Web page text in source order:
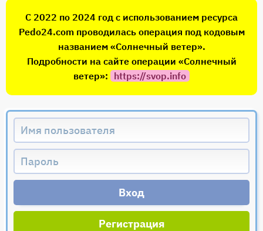
С 2022 по 2024 год с использованием ресурса
Pedo24.com проводилась операция под кодовым
названием «Солнечный ветер».
Подробности на сайте операции «Солнечный
ветер»: https://svop.info
Регистрация